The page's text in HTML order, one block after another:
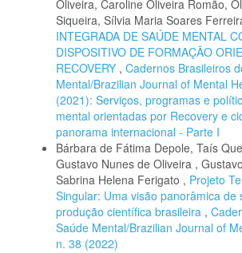
Oliveira, Caroline Oliveira Romão,
Siqueira, Sílvia Maria Soares
INTEGRADA DE SAÚDE MENTAL
DISPOSITIVO DE FORMAÇÃO
RECOVERY , Cadernos Brasileiros
Mental/Brazilian Journal of Mental
(2021): Serviços, programas e
mental orientadas por Recovery e
panorama internacional - Parte I
Bárbara de Fátima Depole, Taís
Gustavo Nunes de Oliveira ,
Sabrina Helena Ferigato , Projeto
Singular: Uma visão panorâmica de
produção científica brasileira ,
Saúde Mental/Brazilian Journal of
n. 38 (2022)